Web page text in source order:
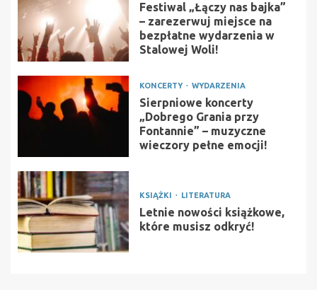
Festiwal „Łączy nas bajka”
– zarezerwuj miejsce na
bezpłatne wydarzenia w
Stalowej Woli!
KONCERTY WYDARZENIA
Sierpniowe koncerty
„Dobrego Grania przy
Fontannie” – muzyczne
wieczory pełne emocji!
KSIĄŻKI LITERATURA
Letnie nowości książkowe,
które musisz odkryć!